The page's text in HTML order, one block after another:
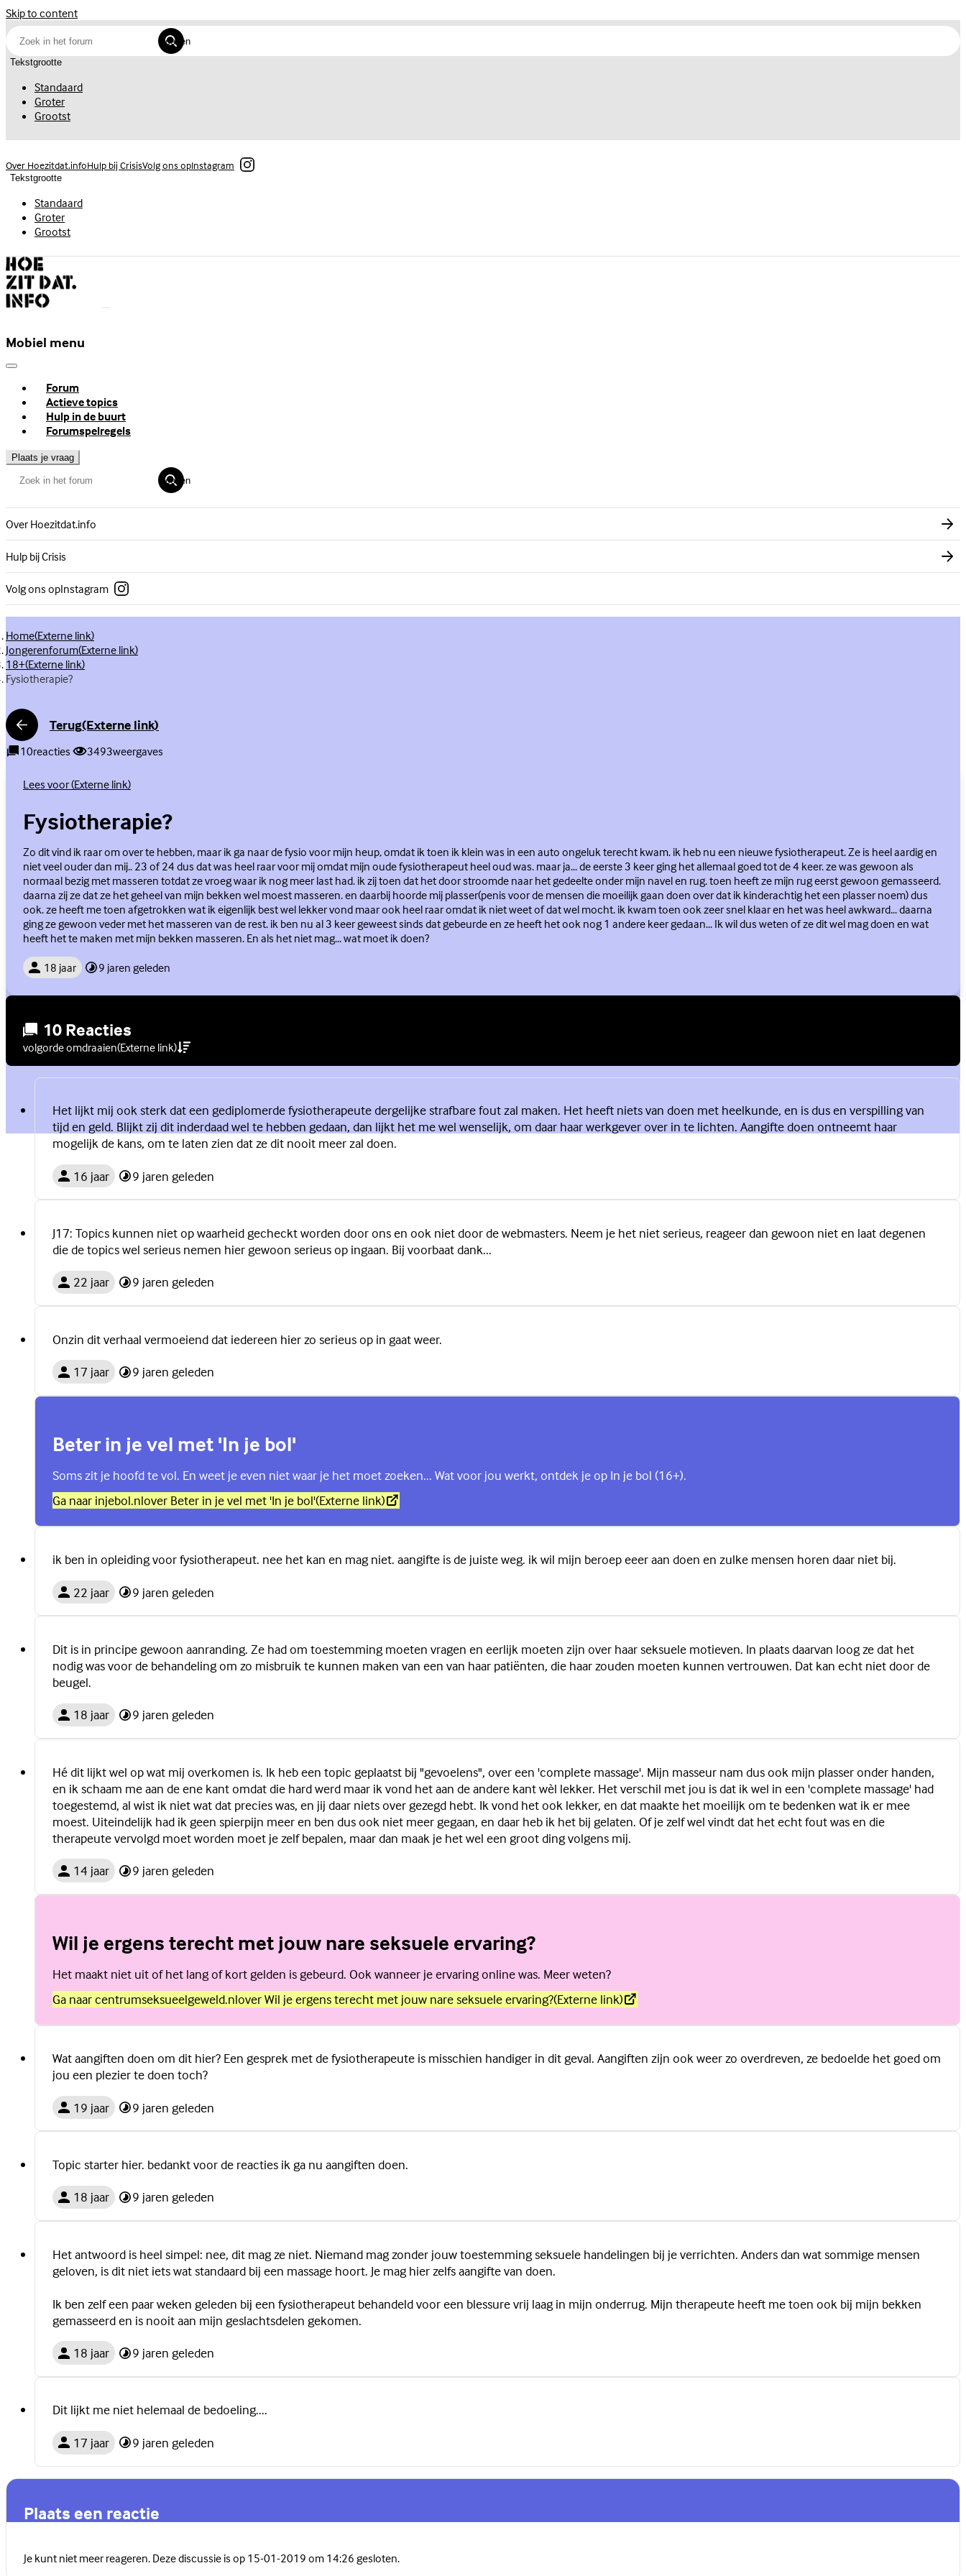
Skip to content
Zoeken
Tekstgrootte
Standaard
Groter
Grootst
Over Hoezitdat.infoHulp bij CrisisVolg ons opInstagram
Tekstgrootte
Standaard
Groter
Grootst
Mobiel menu
Forum
Actieve topics
Hulp in de buurt
Forumspelregels
Plaats je vraag
Zoeken
Over Hoezitdat.info
Hulp bij Crisis
Volg ons opInstagram
Home(Externe link)
Jongerenforum(Externe link)
18+(Externe link)
Fysiotherapie?
Terug(Externe link)
10reacties 3493weergaves
Lees voor(Externe link)
Fysiotherapie?
Zo dit vind ik raar om over te hebben, maar ik ga naar de fysio voor mijn heup, omdat ik toen ik klein was in een auto ongeluk terecht kwam. ik heb nu een nieuwe fysiotherapeut. Ze is heel aardig en
niet veel ouder dan mij.. 23 of 24 dus dat was heel raar voor mij omdat mijn oude fysiotherapeut heel oud was. maar ja... de eerste 3 keer ging het allemaal goed tot de 4 keer. ze was gewoon als
normaal bezig met masseren totdat ze vroeg waar ik nog meer last had. ik zij toen dat het door stroomde naar het gedeelte onder mijn navel en rug. toen heeft ze mijn rug eerst gewoon gemasseerd.
daarna zij ze dat ze het geheel van mijn bekken wel moest masseren. en daarbij hoorde mij plasser(penis voor de mensen die moeilijk gaan doen over dat ik kinderachtig het een plasser noem) dus
ook. ze heeft me toen afgetrokken wat ik eigenlijk best wel lekker vond maar ook heel raar omdat ik niet weet of dat wel mocht. ik kwam toen ook zeer snel klaar en het was heel awkward... daarna
ging ze gewoon veder met het masseren van de rest. ik ben nu al 3 keer geweest sinds dat gebeurde en ze heeft het ook nog 1 andere keer gedaan... Ik wil dus weten of ze dit wel mag doen en wat
heeft het te maken met mijn bekken masseren. En als het niet mag... wat moet ik doen?
18 jaar 9 jaren geleden
10 Reacties
volgorde omdraaien(Externe link)
Het lijkt mij ook sterk dat een gediplomerde fysiotherapeute dergelijke strafbare fout zal maken. Het heeft niets van doen met heelkunde, en is dus en verspilling van
tijd en geld. Blijkt zij dit inderdaad wel te hebben gedaan, dan lijkt het me wel wenselijk, om daar haar werkgever over in te lichten. Aangifte doen ontneemt haar
mogelijk de kans, om te laten zien dat ze dit nooit meer zal doen.
16 jaar
9 jaren geleden
J17: Topics kunnen niet op waarheid gecheckt worden door ons en ook niet door de webmasters. Neem je het niet serieus, reageer dan gewoon niet en laat degenen
die de topics wel serieus nemen hier gewoon serieus op ingaan. Bij voorbaat dank...
22 jaar
9 jaren geleden
Onzin dit verhaal vermoeiend dat iedereen hier zo serieus op in gaat weer.
17 jaar
9 jaren geleden
Beter in je vel met 'In je bol'
Soms zit je hoofd te vol. En weet je even niet waar je het moet zoeken... Wat voor jou werkt, ontdek je op In je bol (16+).
Ga naar injebol.nlover Beter in je vel met 'In je bol'(Externe link)
ik ben in opleiding voor fysiotherapeut. nee het kan en mag niet. aangifte is de juiste weg. ik wil mijn beroep eeer aan doen en zulke mensen horen daar niet bij.
22 jaar
9 jaren geleden
Dit is in principe gewoon aanranding. Ze had om toestemming moeten vragen en eerlijk moeten zijn over haar seksuele motieven. In plaats daarvan loog ze dat het
nodig was voor de behandeling om zo misbruik te kunnen maken van een van haar patiënten, die haar zouden moeten kunnen vertrouwen. Dat kan echt niet door de
beugel.
18 jaar
9 jaren geleden
Hé dit lijkt wel op wat mij overkomen is. Ik heb een topic geplaatst bij "gevoelens", over een 'complete massage'. Mijn masseur nam dus ook mijn plasser onder handen,
en ik schaam me aan de ene kant omdat die hard werd maar ik vond het aan de andere kant wèl lekker. Het verschil met jou is dat ik wel in een 'complete massage' had
toegestemd, al wist ik niet wat dat precies was, en jij daar niets over gezegd hebt. Ik vond het ook lekker, en dat maakte het moeilijk om te bedenken wat ik er mee
moest. Uiteindelijk had ik geen spierpijn meer en ben dus ook niet meer gegaan, en daar heb ik het bij gelaten. Of je zelf wel vindt dat het echt fout was en die
therapeute vervolgd moet worden moet je zelf bepalen, maar dan maak je het wel een groot ding volgens mij.
14 jaar
9 jaren geleden
Wil je ergens terecht met jouw nare seksuele ervaring?
Het maakt niet uit of het lang of kort gelden is gebeurd. Ook wanneer je ervaring online was. Meer weten?
Ga naar centrumseksueelgeweld.nlover Wil je ergens terecht met jouw nare seksuele ervaring?(Externe link)
Wat aangiften doen om dit hier? Een gesprek met de fysiotherapeute is misschien handiger in dit geval. Aangiften zijn ook weer zo overdreven, ze bedoelde het goed om
jou een plezier te doen toch?
19 jaar
9 jaren geleden
Topic starter hier. bedankt voor de reacties ik ga nu aangiften doen.
18 jaar
9 jaren geleden
Het antwoord is heel simpel: nee, dit mag ze niet. Niemand mag zonder jouw toestemming seksuele handelingen bij je verrichten. Anders dan wat sommige mensen
geloven, is dit niet iets wat standaard bij een massage hoort. Je mag hier zelfs aangifte van doen.
Ik ben zelf een paar weken geleden bij een fysiotherapeut behandeld voor een blessure vrij laag in mijn onderrug. Mijn therapeute heeft me toen ook bij mijn bekken
gemasseerd en is nooit aan mijn geslachtsdelen gekomen.
18 jaar
9 jaren geleden
Dit lijkt me niet helemaal de bedoeling....
17 jaar
9 jaren geleden
Plaats een reactie
Je kunt niet meer reageren. Deze discussie is op 15-01-2019 om 14:26 gesloten.